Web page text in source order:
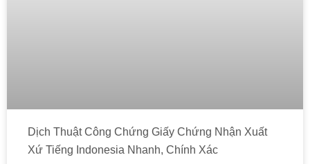
Dịch Thuật Công Chứng Giấy Chứng Nhận Xuất
Xứ Tiếng Indonesia Nhanh, Chính Xác